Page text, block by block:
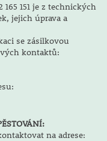
151 je z technických
jejich úprava a
se zásilkovou
kontaktů:
na adrese: